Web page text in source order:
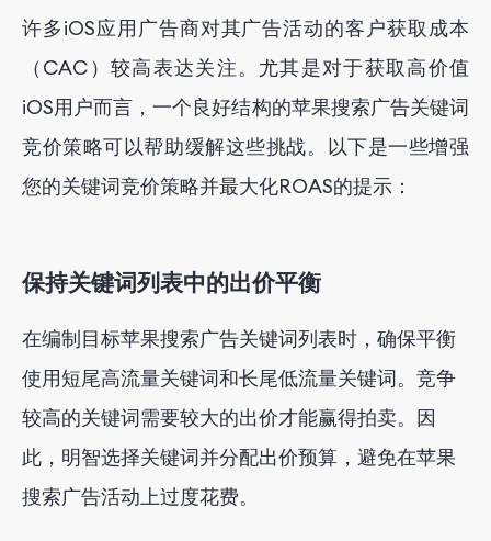
许多iOS应用广告商对其广告活动的客户获取成本
（CAC）较高表达关注。尤其是对于获取高价值
iOS用户而言，一个良好结构的苹果搜索广告关键词
竞价策略可以帮助缓解这些挑战。以下是一些增强
您的关键词竞价策略并最大化ROAS的提示：
保持关键词列表中的出价平衡
在编制目标苹果搜索广告关键词列表时，确保平衡
使用短尾高流量关键词和长尾低流量关键词。竞争
较高的关键词需要较大的出价才能赢得拍卖。因
此，明智选择关键词并分配出价预算，避免在苹果
搜索广告活动上过度花费。